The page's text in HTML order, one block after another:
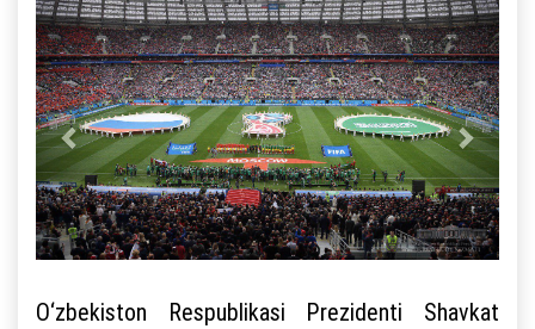
O‘zbekiston Respublikasi Prezidenti Shavkat